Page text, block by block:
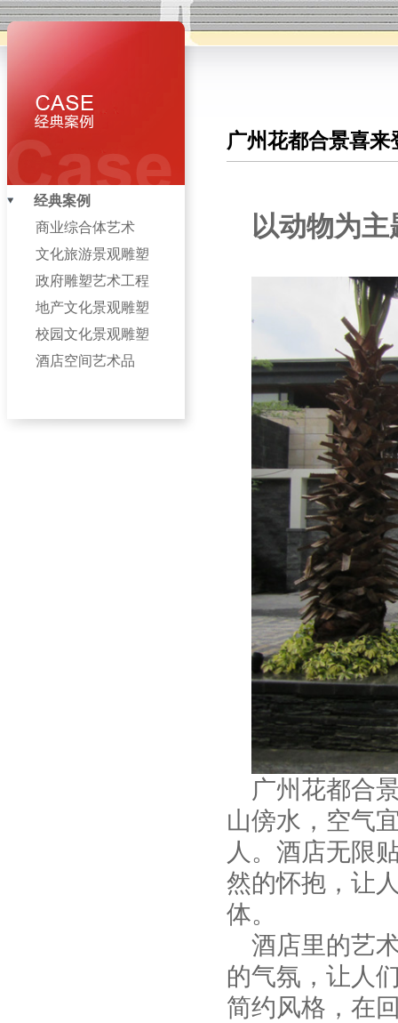
经典案例
商业综合体艺术
文化旅游景观雕塑
政府雕塑艺术工程
地产文化景观雕塑
校园文化景观雕塑
酒店空间艺术品
广州花都合景喜来
以动物为
广州花都合
山傍水，空气
人。酒店无限
然的怀抱，让
体。
酒店里的艺
的气氛，让人
简约风格，在